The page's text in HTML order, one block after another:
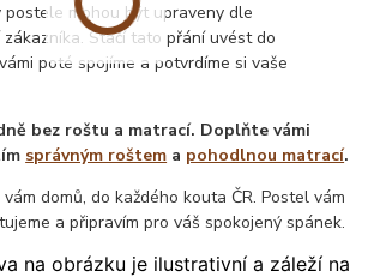
mohou být upraveny dle
Stačí tato přání uvést do
poté spojíme a potvrdíme si vaše
bez roštu a matrací. Doplňte vámi
správným roštem a pohodlnou matrací.
domů, do každého kouta ČR. Postel vám
a připravím pro váš spokojený spánek.
na obrázku je ilustrativní a záleží na